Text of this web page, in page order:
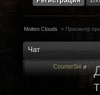
Molten Clouds > Просмотр
Чат
CourierSix :